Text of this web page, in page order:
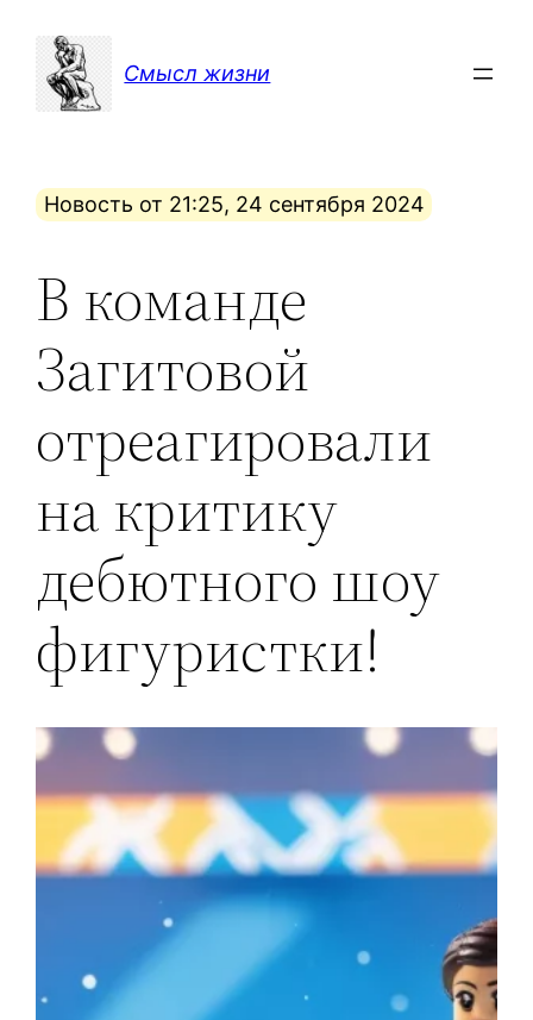
содержимому
Смысл жизни
Новость от 21:25, 24 сентября 2024
В команде
Загитовой
отреагировали
на критику
дебютного шоу
фигуристки!